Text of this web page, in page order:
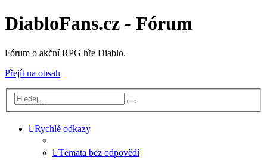
DiabloFans.cz - Fórum
Fórum o akční RPG hře Diablo.
Přejít na obsah
Rychlé odkazy
Témata bez odpovědí